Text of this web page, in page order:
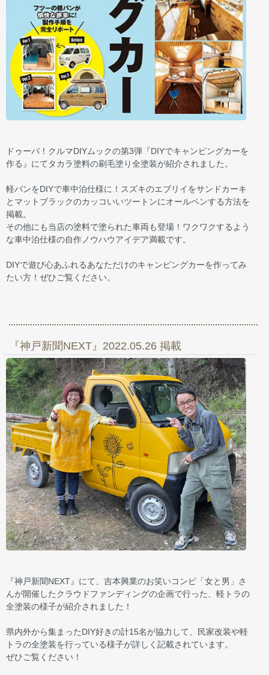
ドゥーパ！クルマDIYムックの第3弾『DIYでキャンピングカーを
作る』にてタカラ塗料の刷毛塗り全塗装が紹介されました。
軽バンをDIYで車中泊仕様に！スズキのエブリイをサンドカーキ
とマットブラックのカッコいいツートンにオールペンする方法を
掲載。
その他にも当店の塗料で塗られた車両も登場！ワクワクするよう
な車中泊仕様の自作ノウハウアイデア満載です。
DIYで遊び心あふれるあなただけのキャンピングカーを作ってみ
たい方！ぜひご覧ください。
『神戸新聞NEXT』2022.05.26 掲載
『神戸新聞NEXT』にて、吉本興業のお笑いコンビ「女と男」さ
んが開催したクラウドファンディングの企画で行った、軽トラの
全塗装の様子が紹介されました！
県内外から集まったDIY好きの計15名が協力して、民家改装や軽
トラの全塗装を行っている様子が詳しく記載されています。
ぜひご覧ください！